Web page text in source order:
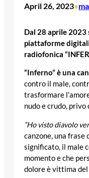
April 26, 2023•
Dal 28 aprile
piattaforme
radiofonica
“Inferno” è una
contro il male,
trasformare
nudo e crudo, privo
“Ho visto diavolo
canzone, una frase
significato, il male
momento e che
dolore è vittima del